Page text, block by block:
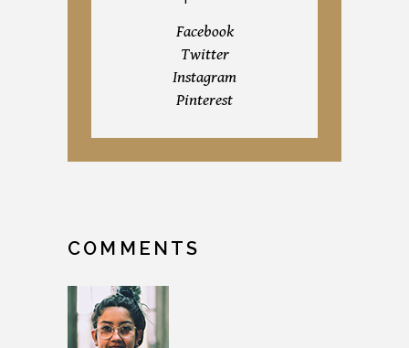
Facebook
Twitter
Instagram
Pinterest
COMMENTS